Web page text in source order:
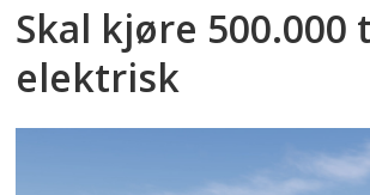
Skal kjøre 500.000
elektrisk